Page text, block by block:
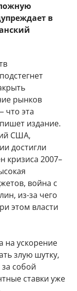
в
рынков
что эта
издание.
США,
достигли
кризиса 2007–
война с
из-за чего
этом власти
на ускорение
злую шутку,
собой
ставки уже